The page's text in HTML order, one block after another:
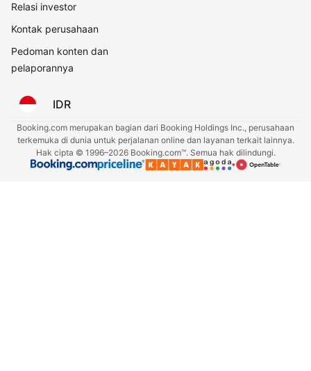
Relasi investor
Kontak perusahaan
Pedoman konten dan
pelaporannya
IDR
Booking.com merupakan bagian dari Booking Holdings Inc., perusahaan
terkemuka di dunia untuk perjalanan online dan layanan terkait lainnya.
Hak cipta © 1996–2026 Booking.com™. Semua hak dilindungi.